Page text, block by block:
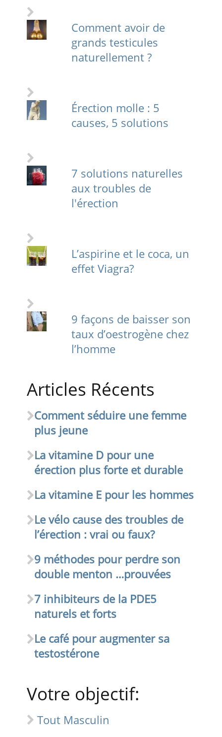
Comment avoir de
grands testicules
naturellement ?
Érection molle : 5
causes, 5 solutions
7 solutions naturelles
aux troubles de
l'érection
L’aspirine et le coca, un
effet Viagra?
9 façons de baisser son
taux d’oestrogène chez
l’homme
Articles Récents
Comment séduire une femme
plus jeune
La vitamine D pour une
érection plus forte et durable
La vitamine E pour les hommes
Le vélo cause des troubles de
l’érection : vrai ou faux?
9 méthodes pour perdre son
double menton …prouvées
7 inhibiteurs de la PDE5
naturels et forts
Le café pour augmenter sa
testostérone
Votre objectif:
Tout Masculin